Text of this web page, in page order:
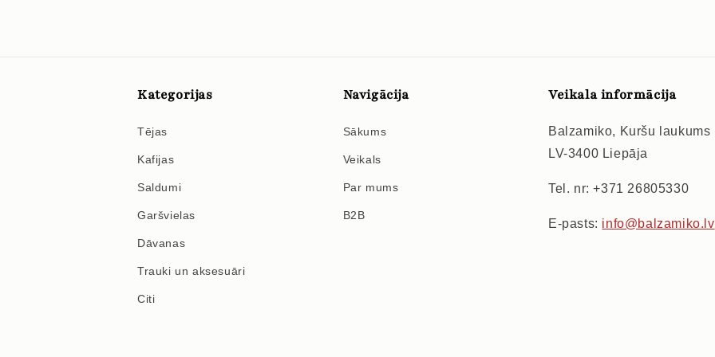
Kategorijas
Tējas
Kafijas
Saldumi
Garšvielas
Dāvanas
Trauki un aksesuāri
Citi
Navigācija
Sākums
Veikals
Par mums
B2B
Veikala informācija
Balzamiko, Kuršu laukums
LV-3400 Liepāja
Tel. nr: +371 26805330
E-pasts: info@balzamiko.lv